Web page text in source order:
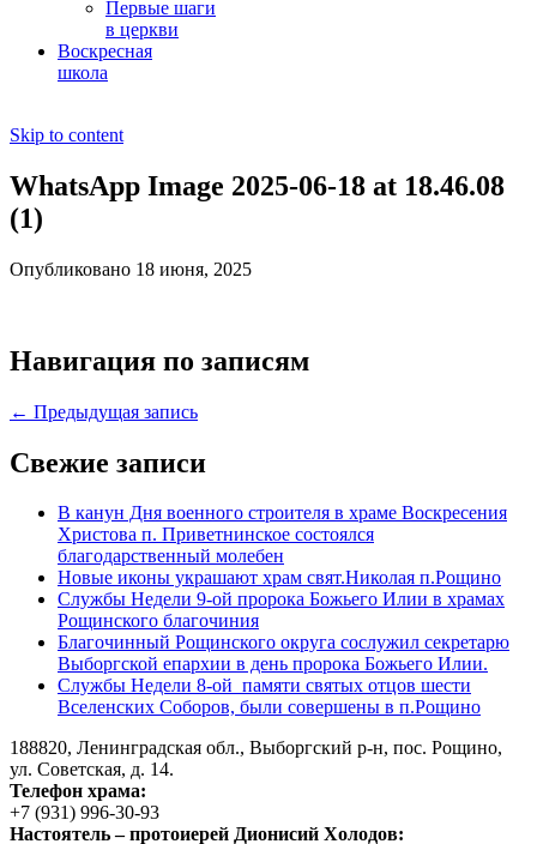
Первые шаги
в церкви
Воскресная
школа
Skip to content
WhatsApp Image 2025-06-18 at 18.46.08
(1)
Опубликовано 18 июня, 2025
Навигация по записям
← Предыдущая запись
Свежие записи
В канун Дня военного строителя в храме Воскресения
Христова п. Приветнинское состоялся
благодарственный молебен
Новые иконы украшают храм свят.Николая п.Рощино
Службы Недели 9-ой пророка Божьего Илии в храмах
Рощинского благочиния
Благочинный Рощинского округа сослужил секретарю
Выборгской епархии в день пророка Божьего Илии.
Службы Недели 8-ой памяти святых отцов шести
Вселенских Соборов, были совершены в п.Рощино
188820, Ленинградская обл., Выборгский р-н, пос. Рощино,
ул. Советская, д. 14.
Телефон храма:
+7 (931) 996-30-93
Настоятель – протоиерей Дионисий Холодов: